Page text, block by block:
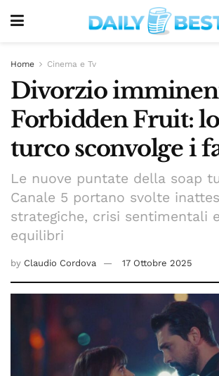
Home Cinema e Tv
Divorzio
Forbidden Fruit:
turco sconvolge i
Le nuove puntate della soap
Canale 5 portano svolte
strategiche, crisi sentimentali
equilibri
by Claudio Cordova 17 Ottobre 2025